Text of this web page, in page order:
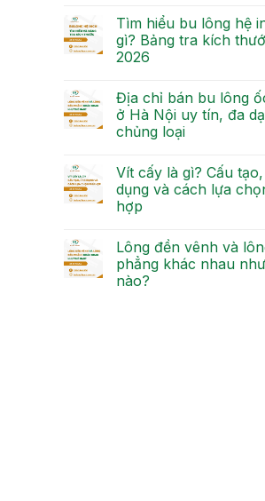
Tìm hiểu bu lông hệ
gì? Bảng tra kích
2026
Địa chỉ bán bu lông
ở Hà Nội uy tín, đa
chủng loại
Vít cấy là gì? Cấu
dụng và cách lựa
hợp
Lông đền vênh và
phẳng khác nhau
nào?